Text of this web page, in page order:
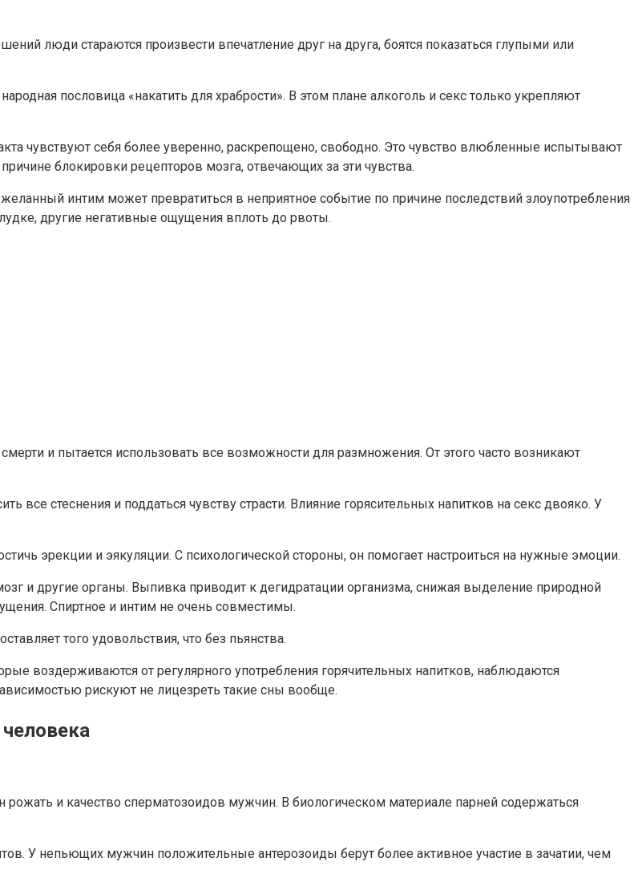
люди стараются произвести впечатление друг на друга, боятся показаться глупыми или
пословица «накатить для храбрости». В этом плане алкоголь и секс только укрепляют
чувствуют себя более уверенно, раскрепощено, свободно. Это чувство влюбленные испытывают
блокировки рецепторов мозга, отвечающих за эти чувства.
интим может превратиться в неприятное событие по причине последствий злоупотребления
другие негативные ощущения вплоть до рвоты.
и пытается использовать все возможности для размножения. От этого часто возникают
все стеснения и поддаться чувству страсти. Влияние горясительных напитков на секс двояко. У
эрекции и эякуляции. С психологической стороны, он помогает настроиться на нужные эмоции.
и другие органы. Выпивка приводит к дегидратации организма, снижая выделение природной
Спиртное и интим не очень совместимы.
того удовольствия, что без пьянства.
воздерживаются от регулярного употребления горячительных напитков, наблюдаются
рискуют не лицезреть такие сны вообще.
и качество сперматозоидов мужчин. В биологическом материале парней содержаться
У непьющих мужчин положительные антерозоиды берут более активное участие в зачатии, чем